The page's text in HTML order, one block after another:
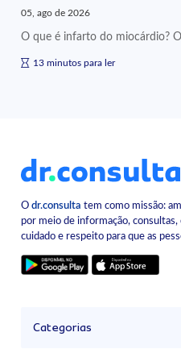
05, ago de 2026
O que é infarto do miocárdio?
13 minutos para ler
Odr.consulta tem como missão:
por meio de informação,
cuidado e respeito para que as
Categorias